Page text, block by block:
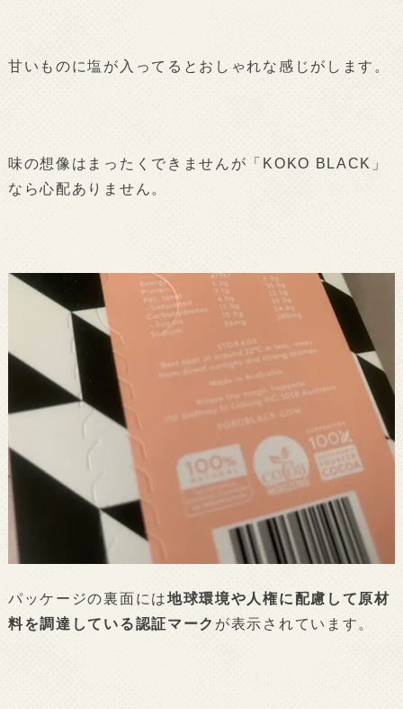
甘いものに塩が入ってるとおしゃれな感じがします。
味の想像はまったくできませんが「KOKO BLACK」
なら心配ありません。
パッケージの裏面には地球環境や人権に配慮して原材
料を調達している認証マーク が表示されています。